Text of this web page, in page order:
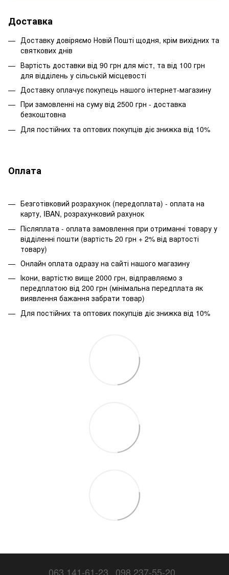
Доставка
Доставку довіряємо Новій Пошті щодня, крім вихідних та
святкових днів
Вартість доставки від 90 грн для міст, та від 100 грн
для відділень у сільській місцевості
Доставку оплачує покупець нашого інтернет-магазину
При замовленні на суму від 2500 грн - доставка
безкоштовна
Для постійних та оптових покупців діє знижка від 10%
Оплата
Безготівковий розрахунок (передоплата) - оплата на
карту, IBAN, розрахунковий рахунок
Післяплата - оплата замовлення при отриманні товару у
відділенні пошти (вартість 20 грн + 2% від вартості
товару)
Онлайн оплата одразу на сайті нашого магазину
Ікони, вартістю вище 2000 грн, відправляємо з
передплатою від 200 грн (мінімальна передплата як
виявлення бажання забрати товар)
Для постійних та оптових покупців діє знижка від 10%
063 141-61-23 098 237-55-20